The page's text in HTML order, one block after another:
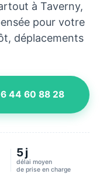
à Taverny,
pour votre
déplacements
44 60 88 28
5 j
délai moyen
de prise en charge